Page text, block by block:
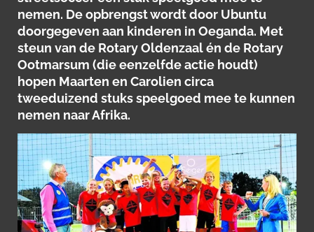
nemen. De opbrengst wordt door Ubuntu
doorgegeven aan kinderen in Oeganda. Met
steun van de Rotary Oldenzaal én de Rotary
Ootmarsum (die eenzelfde actie houdt)
hopen Maarten en Carolien circa
tweeduizend stuks speelgoed mee te kunnen
nemen naar Afrika.